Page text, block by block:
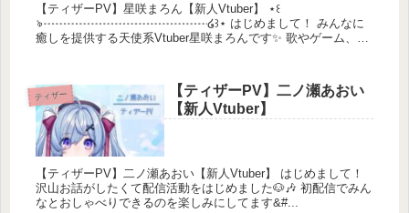
【ティザーPV】星咲まろん【新人Vtuber】 ⋆꒰
ঌ┈┈┈┈┈┈┈┈┈┈┈┈┈┈໒꒱⋆ はじめまして！ みんなに
癒しを提供する天使系Vtuber星咲まろんです✨ 歌やゲーム、雑
ティザー
【ティザーPV】二ノ瀬あおい
【新人Vtuber】
【ティザーPV】二ノ瀬あおい【新人Vtuber】 はじめまして！
沢山お話がしたくて配信活動をはじめました🐶🎶 初配信でみん
なとおしゃべりできるのを楽しみにしてます&#...